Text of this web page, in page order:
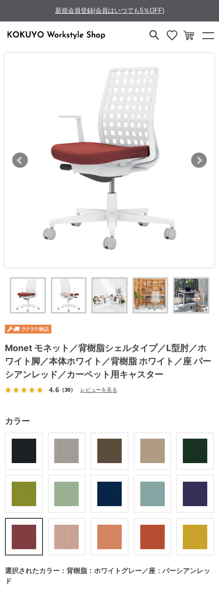
新規会員登録(会員はいつでも5％OFF)
Monet モネット／背樹脂シェルタイプ／L型肘／ホ
ワイト脚／本体ホワイト／背樹脂 ホワイト／座 パー
シアンレッド／カーペット用キャスター
4.6（30） レビューを見る
カラー
選択されたカラー：背樹脂：ホワイトグレー／座：パーシアンレッ
ド